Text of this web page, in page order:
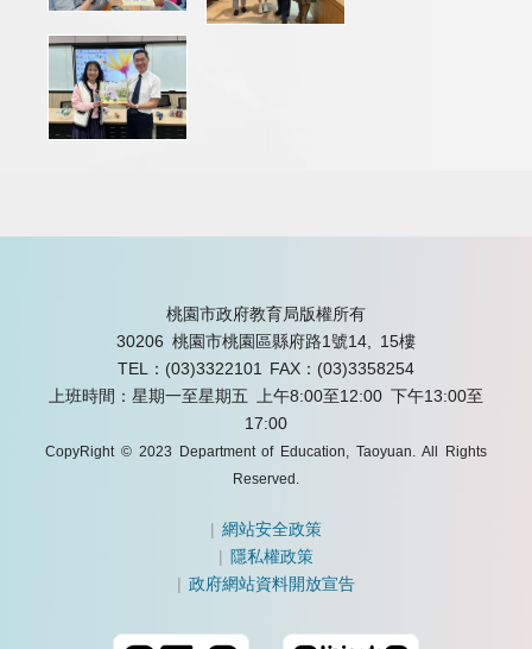
桃園市政府教育局版權所有
30206 桃園市桃園區縣府路1號14, 15樓
TEL：(03)3322101
FAX：(03)3358254
上班時間：星期一至星期五 上午8:00至12:00 下午13:00至
17:00
CopyRight © 2023 Department of Education, Taoyuan. All Rights
Reserved.
|網站安全政策
|隱私權政策
|政府網站資料開放宣告